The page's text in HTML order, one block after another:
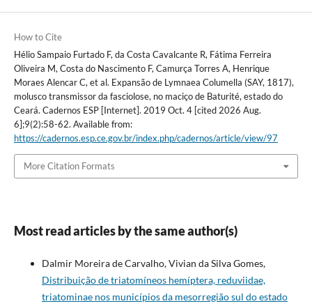
How to Cite
Hélio Sampaio Furtado F, da Costa Cavalcante R, Fátima Ferreira
Oliveira M, Costa do Nascimento F, Camurça Torres A, Henrique
Moraes Alencar C, et al. Expansão de Lymnaea Columella (SAY, 1817),
molusco transmissor da fasciolose, no maciço de Baturité, estado do
Ceará. Cadernos ESP [Internet]. 2019 Oct. 4 [cited 2026 Aug.
6];9(2):58-62. Available from:
https://cadernos.esp.ce.gov.br/index.php/cadernos/article/view/97
More Citation Formats
Most read articles by the same author(s)
Dalmir Moreira de Carvalho, Vivian da Silva Gomes,
Distribuição de triatomíneos hemíptera, reduviidae,
triatominae nos municípios da mesorregião sul do estado